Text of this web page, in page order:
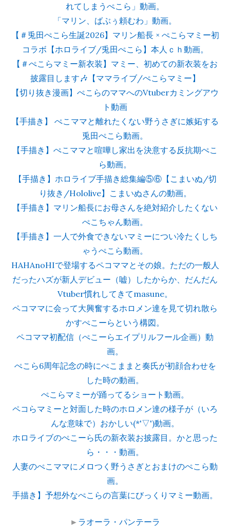
れてしまうぺこら」動画。
「マリン、ばぶぅ頼むわ」動画。
【＃兎田ぺこら生誕2026】マリン船長 × ぺこらマミー初
コラボ【ホロライブ/兎田ぺこら】本人ｃｈ動画。
【＃ぺこらマミー新衣装】マミー、初めての新衣装をお
披露目します🎶【ママライブ/ぺこらマミー】
【切り抜き漫画】ぺこらのママへのVtuberカミングアウ
ト動画
【手描き】 ぺこママと離れたくない野うさぎに嫉妬する
兎田ぺこら動画。
【手描き】ぺこママと喧嘩し家出を決意する反抗期ぺこ
ら動画。
【手描き】ホロライブ手描き総集編⑤⑥【こまいぬ/切
り抜き/Hololive】こまいぬさんの動画。
【手描き】マリン船長にお母さんを絶対紹介したくない
ぺこちゃん動画。
【手描き】一人で外食できないマミーについ冷たくしち
ゃうぺこら動画。
HAHAnoHIで登場するペコママとその娘。ただの一般人
だったハズが新人デビュー（嘘）したからか、だんだん
Vtuber慣れしてきてmasune。
ペコママに会って大興奮するホロメン達を見て切れ散ら
かすぺこーらという構図。
ペコママ初配信（ぺこーらエイプリルフール企画）動
画。
ぺこら6周年記念の時にぺこままと奏氏が初顔合わせを
した時の動画。
ぺこらマミーが踊ってるショート動画。
ペコらマミーと対面した時のホロメン達の様子が（いろ
んな意味で）おかしい(*'▽')動画。
ホロライブのぺこーら氏の新衣装お披露目。かと思った
ら・・・動画。
人妻のぺこママにメロつく野うさぎとおまけのぺこら動
画。
手描き】予想外なぺこらの言葉にびっくりマミー動画。
► ラオーラ・パンテーラ